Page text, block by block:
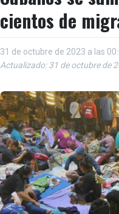
cientos de
31 de octubre de 2023 a las
Actualizado: 31 de octubre de